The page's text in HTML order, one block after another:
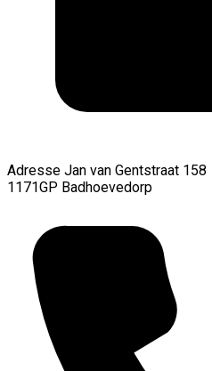
Adresse Jan van Gentstraat 158
1171GP Badhoevedorp